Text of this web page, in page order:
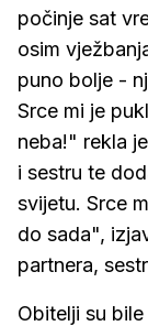
počinje sat
osim
puno bolje -
Srce mi je
neba!" rekla
i sestru te
svijetu. Srce
do sada",
partnera,
Obitelji su